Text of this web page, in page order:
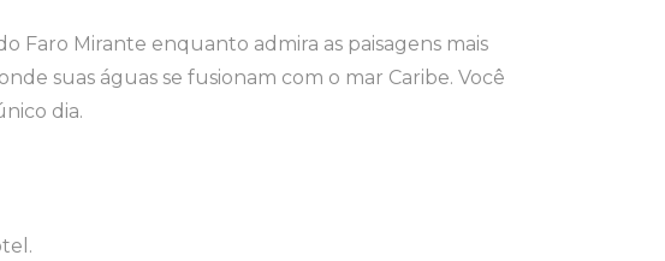
Faro Mirante enquanto admira as paisagens mais
suas águas se fusionam com o mar Caribe. Você
dia.